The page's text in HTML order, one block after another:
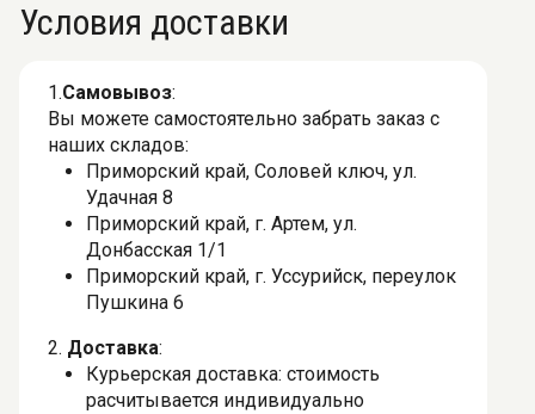
Условия доставки
1.Самовывоз:
Вы можете самостоятельно забрать заказ с
наших складов:
Приморский край, Соловей ключ, ул.
Удачная 8
Приморский край, г. Артем, ул.
Донбасская 1/1
Приморский край, г. Уссурийск, переулок
Пушкина 6
2. Доставка:
Курьерская доставка: стоимость
расчитывается индивидуально